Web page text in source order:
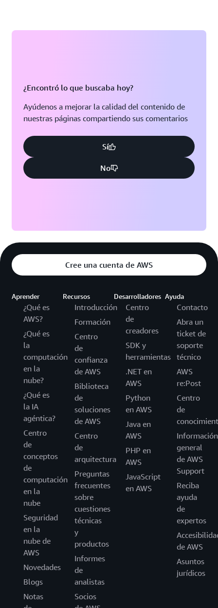
¿Encontró lo que buscaba hoy?
Ayúdenos a mejorar la calidad del contenido de
nuestras páginas compartiendo sus comentarios
Sí
No
Cree una cuenta de AWS
Aprender
¿Qué es
AWS?
¿Qué es
la
computación
en la
nube?
¿Qué es
la IA
agéntica?
Centro
de
conceptos
de
computación
en la
nube
Seguridad
en la
nube de
AWS
Novedades
Blogs
Notas
Recursos
Introducción
Formación
Centro
de
confianza
de AWS
Biblioteca
de
soluciones
de AWS
Centro
de
arquitectura
Preguntas
frecuentes
sobre
cuestiones
técnicas
y
productos
Informes
de
analistas
Socios
Desarrolladores
Centro
de
creadores
SDK y
herramientas
.NET en
AWS
Python
en AWS
Java en
AWS
PHP en
AWS
JavaScript
en AWS
Ayuda
Contacto
Abra un
ticket de
soporte
técnico
AWS
re:Post
Centro
de
Información
general
de AWS
Support
Reciba
ayuda
de
expertos
de AWS
Asuntos
jurídicos